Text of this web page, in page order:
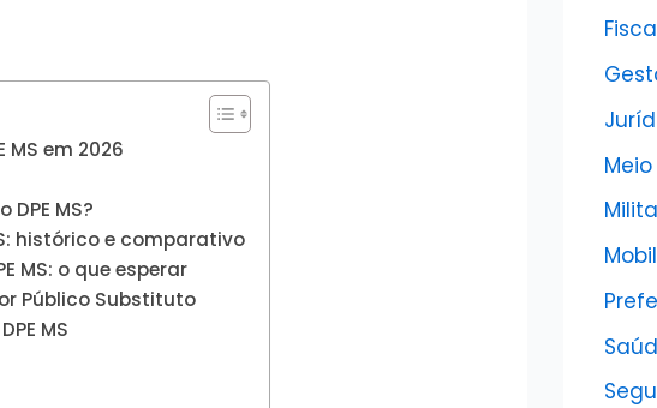
em 2026
MS?
histórico e comparativo
MS: o que esperar
Público Substituto
MS